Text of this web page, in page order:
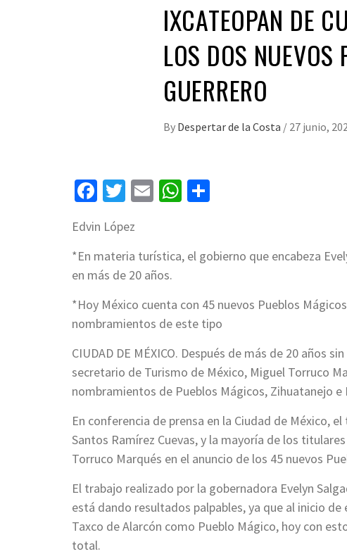
IXCATEOPAN DE
LOS DOS NUEVOS
GUERRERO
By Despertar de la Costa / 27 junio,
Facebook
Twitter
EmailWhatsApp
Edvin López
*En materia turística, el gobierno que encabeza
en más de 20 años.
*Hoy México cuenta con 45 nuevos Pueblos
nombramientos de este tipo
CIUDAD DE MÉXICO. Después de más de 20 años
secretario de Turismo de México, Miguel Torruco
nombramientos de Pueblos Mágicos, Zihuatanejo
En conferencia de prensa en la Ciudad de México,
Santos Ramírez Cuevas, y la mayoría de los
Torruco Marqués en el anuncio de los 45 nuevos
El trabajo realizado por la gobernadora Evelyn
está dando resultados palpables, ya que al inicio
Taxco de Alarcón como Pueblo Mágico, hoy con
total.